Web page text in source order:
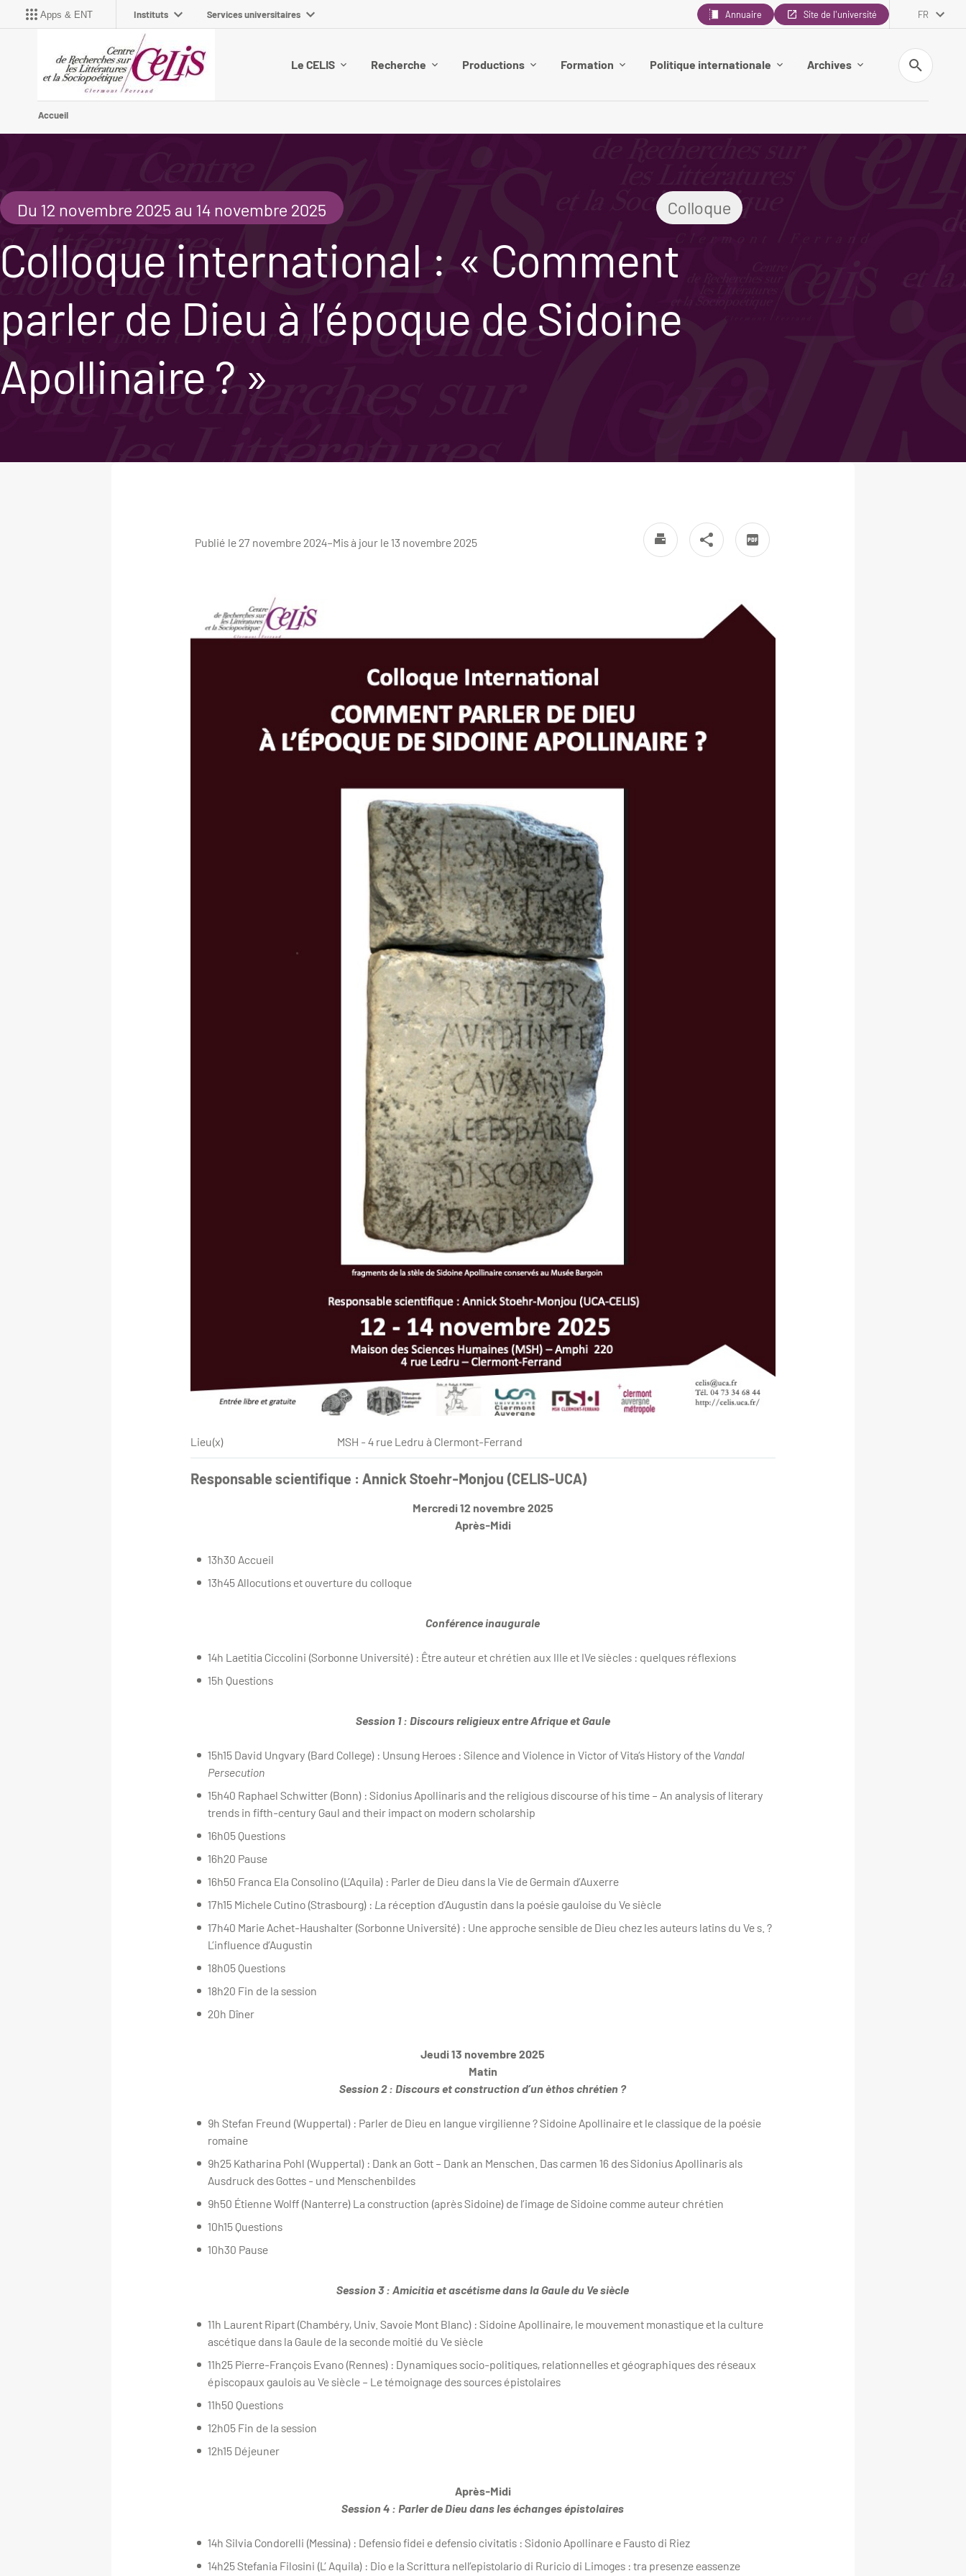
Apps & ENT Instituts Services universitaires Annuaire Site de l'université FR
Le CELIS Recherche Productions Formation Politique internationale Archives
Recherche
Accueil
Du 12 novembre 2025 au 14 novembre 2025 Colloque
Colloque international : « Comment
parler de Dieu à l’époque de Sidoine
Apollinaire ? »
Publié le 27 novembre 2024–Mis à jour le 13 novembre 2025
Lieu(x) MSH - 4 rue Ledru à Clermont-Ferrand
Responsable scientifique : Annick Stoehr-Monjou (CELIS-UCA)
Mercredi 12 novembre 2025
Après-Midi
13h30 Accueil
13h45 Allocutions et ouverture du colloque
Conférence inaugurale
14h Laetitia Ciccolini (Sorbonne Université) : Être auteur et chrétien aux IIIe et IVe siècles : quelques réflexions
15h Questions
Session 1 : Discours religieux entre Afrique et Gaule
15h15 David Ungvary (Bard College) : Unsung Heroes : Silence and Violence in Victor of Vita’s History of the Vandal
Persecution
15h40 Raphael Schwitter (Bonn) : Sidonius Apollinaris and the religious discourse of his time – An analysis of literary
trends in fifth-century Gaul and their impact on modern scholarship
16h05 Questions
16h20 Pause
16h50 Franca Ela Consolino (L’Aquila) : Parler de Dieu dans la Vie de Germain d’Auxerre
17h15 Michele Cutino (Strasbourg) : La réception d’Augustin dans la poésie gauloise du Ve siècle
17h40 Marie Achet-Haushalter (Sorbonne Université) : Une approche sensible de Dieu chez les auteurs latins du Ve s. ?
L’influence d’Augustin
18h05 Questions
18h20 Fin de la session
20h Dîner
Jeudi 13 novembre 2025
Matin
Session 2 : Discours et construction d’un èthos chrétien ?
9h Stefan Freund (Wuppertal) : Parler de Dieu en langue virgilienne ? Sidoine Apollinaire et le classique de la poésie
romaine
9h25 Katharina Pohl (Wuppertal) : Dank an Gott – Dank an Menschen. Das carmen 16 des Sidonius Apollinaris als
Ausdruck des Gottes - und Menschenbildes
9h50 Étienne Wolff (Nanterre) La construction (après Sidoine) de l’image de Sidoine comme auteur chrétien
10h15 Questions
10h30 Pause
Session 3 : Amicitia et ascétisme dans la Gaule du Ve siècle
11h Laurent Ripart (Chambéry, Univ. Savoie Mont Blanc) : Sidoine Apollinaire, le mouvement monastique et la culture
ascétique dans la Gaule de la seconde moitié du Ve siècle
11h25 Pierre-François Evano (Rennes) : Dynamiques socio-politiques, relationnelles et géographiques des réseaux
épiscopaux gaulois au Ve siècle – Le témoignage des sources épistolaires
11h50 Questions
12h05 Fin de la session
12h15 Déjeuner
Après-Midi
Session 4 : Parler de Dieu dans les échanges épistolaires
14h Silvia Condorelli (Messina) : Defensio fidei e defensio civitatis : Sidonio Apollinare e Fausto di Riez
14h25 Stefania Filosini (L’ Aquila) : Dio e la Scrittura nell’epistolario di Ruricio di Limoges : tra presenze eassenze